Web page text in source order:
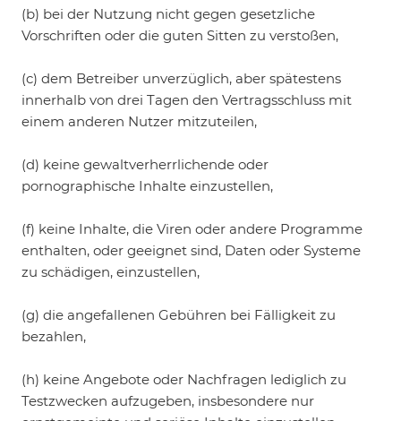
(b) bei der Nutzung nicht gegen gesetzliche
Vorschriften oder die guten Sitten zu verstoßen,
(c) dem Betreiber unverzüglich, aber spätestens
innerhalb von drei Tagen den Vertragsschluss mit
einem anderen Nutzer mitzuteilen,
(d) keine gewaltverherrlichende oder
pornographische Inhalte einzustellen,
(f) keine Inhalte, die Viren oder andere Programme
enthalten, oder geeignet sind, Daten oder Systeme
zu schädigen, einzustellen,
(g) die angefallenen Gebühren bei Fälligkeit zu
bezahlen,
(h) keine Angebote oder Nachfragen lediglich zu
Testzwecken aufzugeben, insbesondere nur